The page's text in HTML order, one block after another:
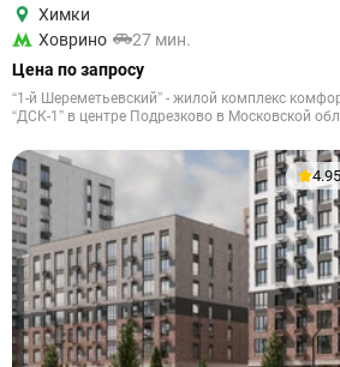
Химки
Ховрино
27 мин.
Цена по запросу
“1-й Шереметьевский” - жилой комплекс
“ДСК-1” в центре Подрезково в Московской
4.95